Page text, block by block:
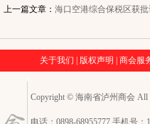
上一篇文章： 海口空港综合保税区获
关于我们 版权声明 商会服
Copyright © 海南省泸州商会 All
电话：0898-68955777 手机号